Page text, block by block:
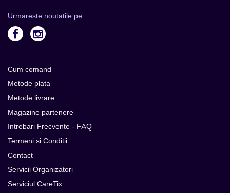
Urmareste noutatile pe
Cum comand
Metode plata
Metode livrare
Magazine partenere
Intrebari Frecvente - FAQ
Termeni si Conditii
Contact
Servicii Organizatori
Serviciul CareTix